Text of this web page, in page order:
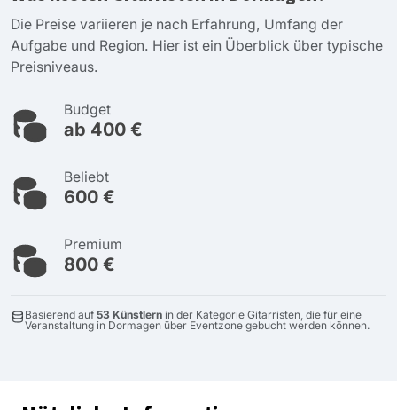
Die Preise variieren je nach Erfahrung, Umfang der
Aufgabe und Region. Hier ist ein Überblick über typische
Preisniveaus.
Budget
ab 400 €
Beliebt
600 €
Premium
800 €
Basierend auf 53 Künstlern in der Kategorie Gitarristen, die für eine
Veranstaltung in Dormagen über Eventzone gebucht werden können.